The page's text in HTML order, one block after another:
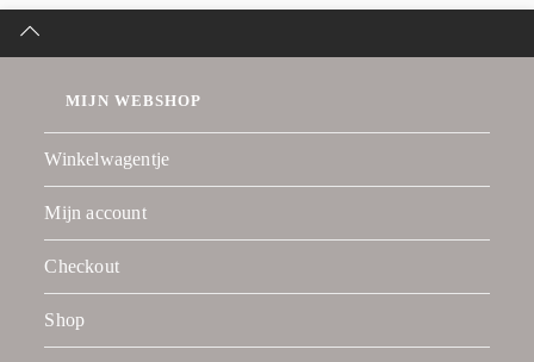
MIJN WEBSHOP
Winkelwagentje
Mijn account
Checkout
Shop